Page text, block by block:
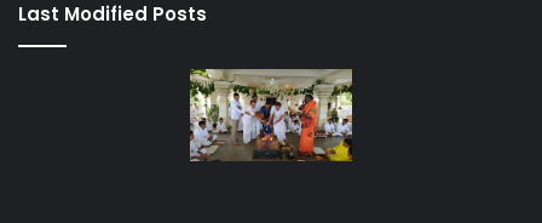
Last Modified Posts